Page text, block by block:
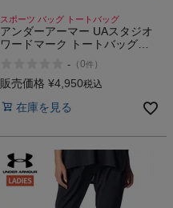
スポーツ バッグ トートバッグ
アンダーアーマー UAスタジオ
ワードマーク トートバッグ
Wordmark Tote Bag
- （0件 ）
販売価格 ¥4,950税込
在庫を見る